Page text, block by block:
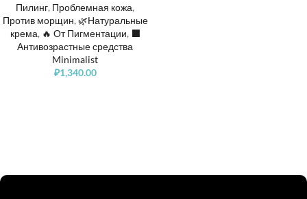
Пилинг, Проблемная кожа,
Против морщин, 🌿Натуральные
крема, 🔥 От Пигментации, ⬛️
Антивозрастные средства
Minimalist
₽1,340.00